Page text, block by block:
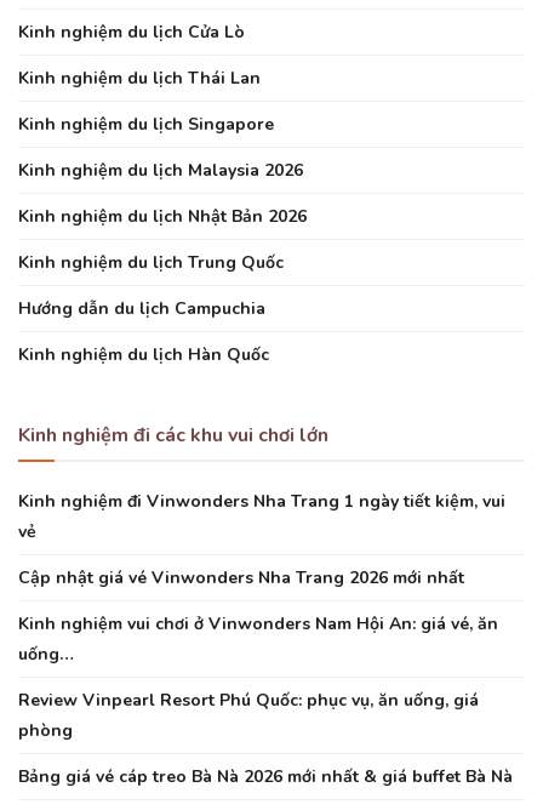
Kinh nghiệm du lịch Cửa Lò
Kinh nghiệm du lịch Thái Lan
Kinh nghiệm du lịch Singapore
Kinh nghiệm du lịch Malaysia 2026
Kinh nghiệm du lịch Nhật Bản 2026
Kinh nghiệm du lịch Trung Quốc
Hướng dẫn du lịch Campuchia
Kinh nghiệm du lịch Hàn Quốc
Kinh nghiệm đi các khu vui chơi lớn
Kinh nghiệm đi Vinwonders Nha Trang 1 ngày tiết kiệm, vui
vẻ
Cập nhật giá vé Vinwonders Nha Trang 2026 mới nhất
Kinh nghiệm vui chơi ở Vinwonders Nam Hội An: giá vé, ăn
uống…
Review Vinpearl Resort Phú Quốc: phục vụ, ăn uống, giá
phòng
Bảng giá vé cáp treo Bà Nà 2026 mới nhất & giá buffet Bà Nà